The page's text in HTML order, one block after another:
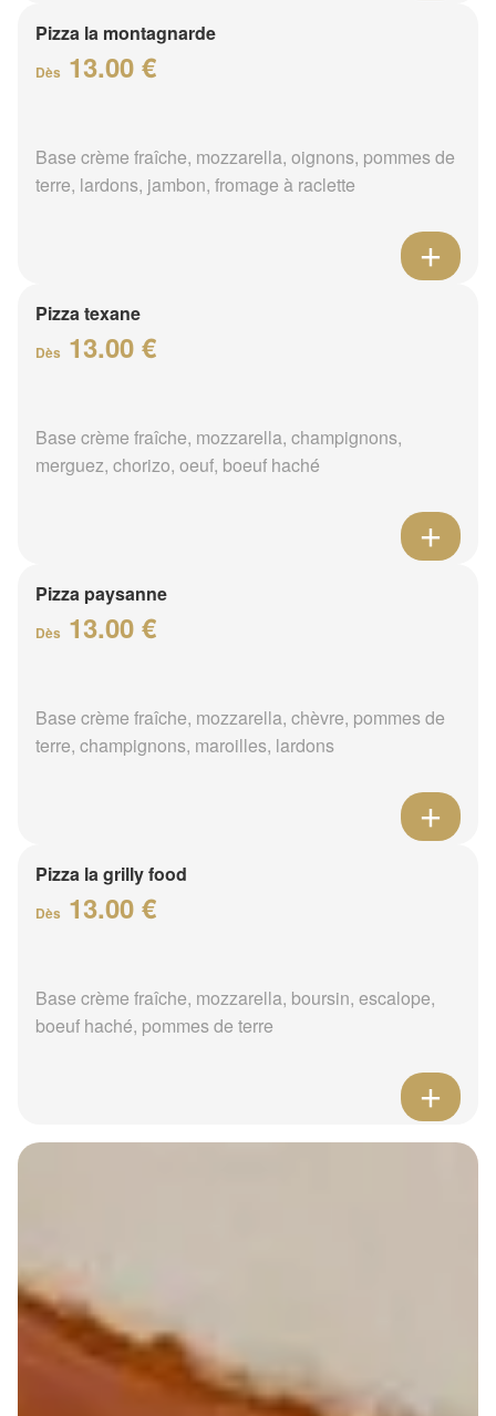
Pizza la montagnarde
Dès 13.00 €
Base crème fraîche, mozzarella, oignons, pommes de
terre, lardons, jambon, fromage à raclette
Pizza texane
Dès 13.00 €
Base crème fraîche, mozzarella, champignons,
merguez, chorizo, oeuf, boeuf haché
Pizza paysanne
Dès 13.00 €
Base crème fraîche, mozzarella, chèvre, pommes de
terre, champignons, maroilles, lardons
Pizza la grilly food
Dès 13.00 €
Base crème fraîche, mozzarella, boursin, escalope,
boeuf haché, pommes de terre